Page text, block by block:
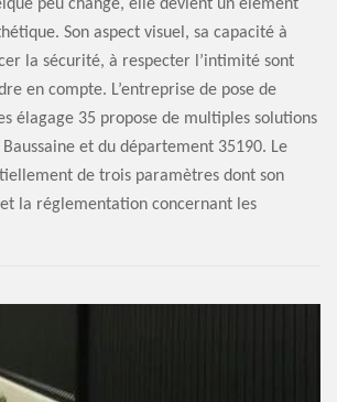
peu changé, elle devient un élément
Son aspect visuel, sa capacité à
la sécurité, à respecter l’intimité sont
en compte. L’entreprise de pose de
élagage 35 propose de multiples solutions
et du département 35190. Le
de trois paramètres dont son
la réglementation concernant les